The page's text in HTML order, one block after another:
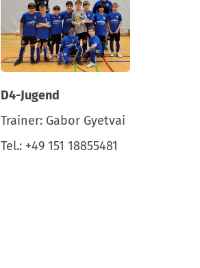
D4-Jugend
Trainer: Gabor Gyetvai
Tel.: +49 151 18855481